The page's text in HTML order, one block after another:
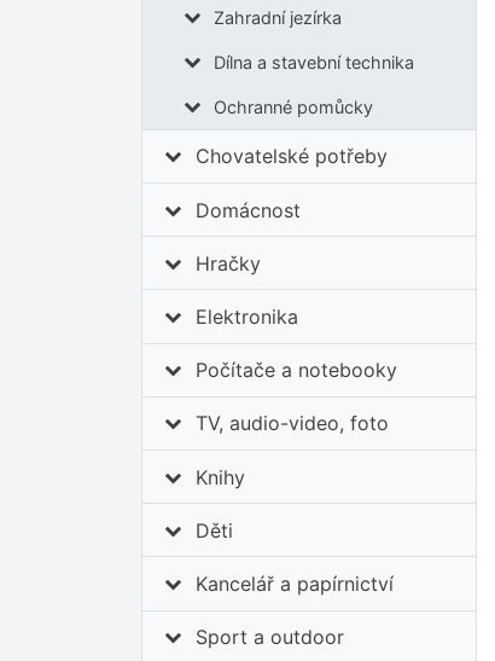
Zahradní jezírka
Dílna a stavební technika
Ochranné pomůcky
Chovatelské potřeby
Domácnost
Hračky
Elektronika
Počítače a notebooky
TV, audio-video, foto
Knihy
Děti
Kancelář a papírnictví
Sport a outdoor